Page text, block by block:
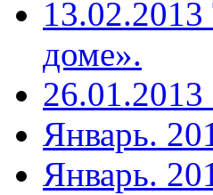
доме».
Январь.
Январь.